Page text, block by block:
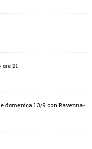
21
domenica 13/9 con Ravenna-